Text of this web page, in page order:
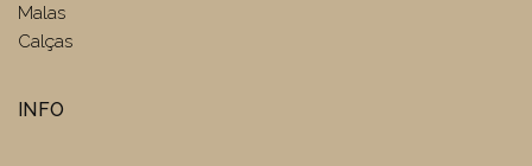
Malas
Calças
INFO